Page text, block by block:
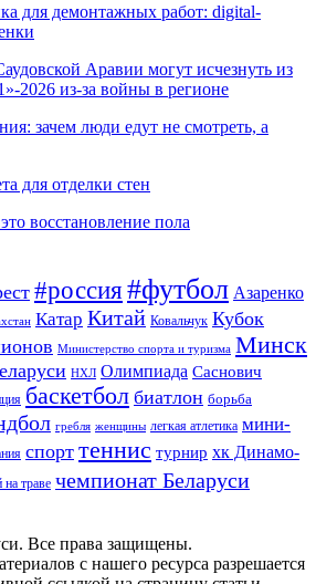
для демонтажных работ: digital-
Аравии могут исчезнуть из
2026 из-за войны в регионе
зачем люди едут не смотреть, а
для отделки стен
восстановление пола
#россия#футбол Азаренко
Катар Китай Ковальчук Кубок
Министерство спорта и туризма Минск
НХЛ Олимпиада Саснович
баскетбол биатлон борьба
гребля женщины легкая атлетика мини-
спорт теннис турнир хк Динамо-
на траве чемпионат Беларуси
Все права защищены.
с нашего ресурса разрешается